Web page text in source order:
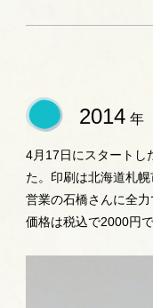
2014 年
4月17日にスタートし
た。印刷は北海道札
営業の石橋さんに全
価格は税込で2000円